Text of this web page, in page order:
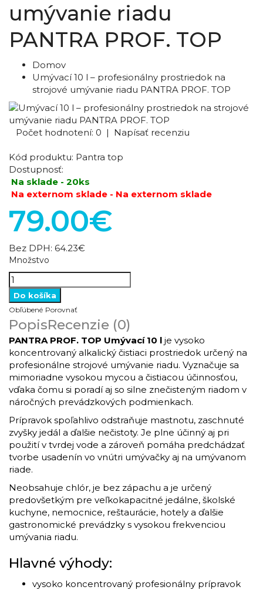
umývanie riadu
PANTRA PROF. TOP
Domov
Umývací 10 l – profesionálny prostriedok na
strojové umývanie riadu PANTRA PROF. TOP
Počet hodnotení: 0 | Napísať recenziu
Kód produktu: Pantra top
Dostupnosť:
Na sklade - 20ks
Na externom sklade - Na externom sklade
79.00€
Bez DPH: 64.23€
Množstvo
Obľúbené Porovnať
PopisRecenzie (0)
PANTRA PROF. TOP Umývací 10 l je vysoko
koncentrovaný alkalický čistiaci prostriedok určený na
profesionálne strojové umývanie riadu. Vyznačuje sa
mimoriadne vysokou mycou a čistiacou účinnosťou,
vďaka čomu si poradí aj so silne znečisteným riadom v
náročných prevádzkových podmienkach.
Prípravok spoľahlivo odstraňuje mastnotu, zaschnuté
zvyšky jedál a ďalšie nečistoty. Je plne účinný aj pri
použití v tvrdej vode a zároveň pomáha predchádzať
tvorbe usadenín vo vnútri umývačky aj na umývanom
riade.
Neobsahuje chlór, je bez zápachu a je určený
predovšetkým pre veľkokapacitné jedálne, školské
kuchyne, nemocnice, reštaurácie, hotely a ďalšie
gastronomické prevádzky s vysokou frekvenciou
umývania riadu.
Hlavné výhody:
vysoko koncentrovaný profesionálny prípravok